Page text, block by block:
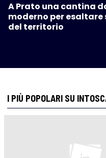
A Prato una cantina
moderno per esaltare
del territorio
I PIÙ POPOLARI SU